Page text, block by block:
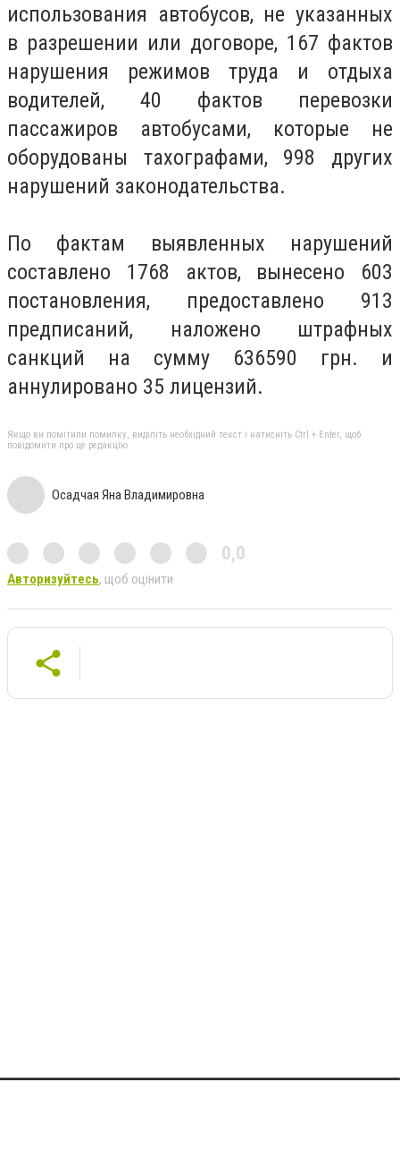
использования автобусов, не указанных
в разрешении или договоре, 167 фактов
нарушения режимов труда и отдыха
водителей, 40 фактов перевозки
пассажиров автобусами, которые не
оборудованы тахографами, 998 других
нарушений законодательства.
По фактам выявленных нарушений
составлено 1768 актов, вынесено 603
постановления, предоставлено 913
предписаний, наложено штрафных
санкций на сумму 636590 грн. и
аннулировано 35 лицензий.
Якщо ви помітили помилку, виділіть необхідний текст і натисніть Ctrl + Enter, щоб
повідомити про це редакцію
Осадчая Яна Владимировна
0,0
Авторизуйтесь, щоб оцінити